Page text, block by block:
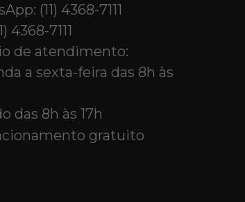
(11) 4368-7111
4368-7111
de atendimento:
a sexta-feira das 8h às
das 8h às 17h
gratuito